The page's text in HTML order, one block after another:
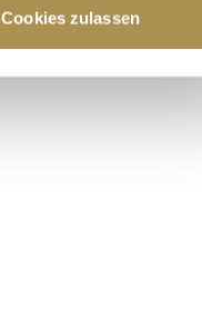
Präferenzen im
anbieten zu können
Verwendung unserer
diese Informationen
Rahmen Ihrer Nutzung
Cookies zulassen